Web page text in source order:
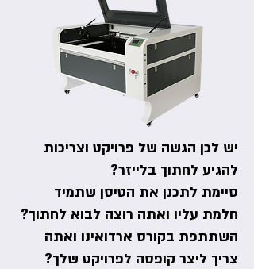
יש לכן הגשה של פרויקט וצריכות
להגיע לחתוך בלייזר?
סיימת לתכנן את הטיסן שתמיד
חלמת עליו ואתה רוצה לבוא לחתוך?
השתתפת בקורס ארדואינו ואתה
צריך ליצר קופסה לפרויקט שלך?